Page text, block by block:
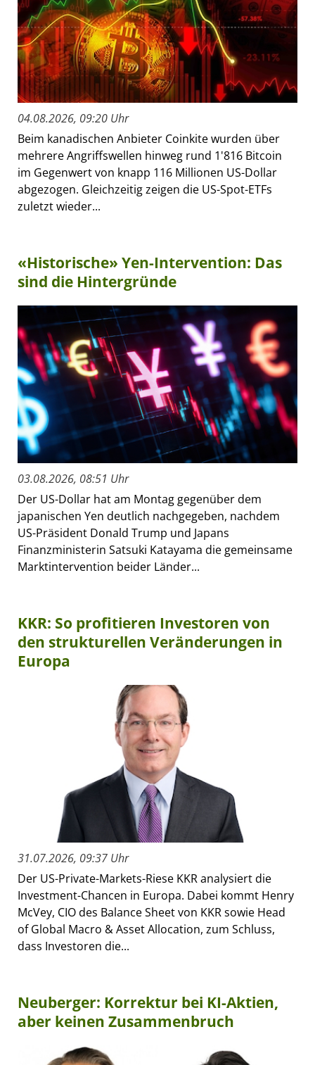
04.08.2026, 09:20 Uhr
Beim kanadischen Anbieter Coinkite wurden über
mehrere Angriffswellen hinweg rund 1'816 Bitcoin
im Gegenwert von knapp 116 Millionen US-Dollar
abgezogen. Gleichzeitig zeigen die US-Spot-ETFs
zuletzt wieder...
«Historische» Yen-Intervention: Das
sind die Hintergründe
03.08.2026, 08:51 Uhr
Der US-Dollar hat am Montag gegenüber dem
japanischen Yen deutlich nachgegeben, nachdem
US-Präsident Donald Trump und Japans
Finanzministerin Satsuki Katayama die gemeinsame
Marktintervention beider Länder...
KKR: So profitieren Investoren von
den strukturellen Veränderungen in
Europa
31.07.2026, 09:37 Uhr
Der US-Private-Markets-Riese KKR analysiert die
Investment-Chancen in Europa. Dabei kommt Henry
McVey, CIO des Balance Sheet von KKR sowie Head
of Global Macro & Asset Allocation, zum Schluss,
dass Investoren die...
Neuberger: Korrektur bei KI-Aktien,
aber keinen Zusammenbruch